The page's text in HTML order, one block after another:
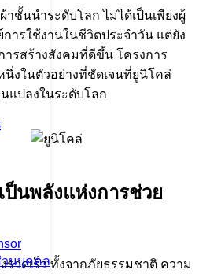
นบุคคล
าชั้นนำระดับโลก ไม่ได้เป็นเพียงผู้
ารใช้งานในชีวิตประจำวัน แต่ยัง
รสร้างสังคมที่ดีขึ้น โครงการ
หนึ่งในตัวอย่างที่ชัดเจนที่ยูนิโคล่
แปลงในระดับโลก
ป็นพลังแห่งการช่วย
รวดเร็ว ทั้งจากภัยธรรมชาติ ความ